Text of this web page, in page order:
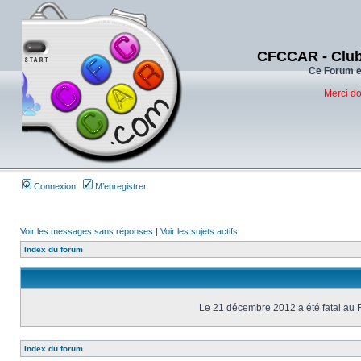
CFCCAR -
Ce Forum
Merci
Connexion M’enregistrer
Voir les messages sans réponses | Voir les sujets actifs
Index du forum
Le 21 décembre 2012 a été fatal au
Index du forum